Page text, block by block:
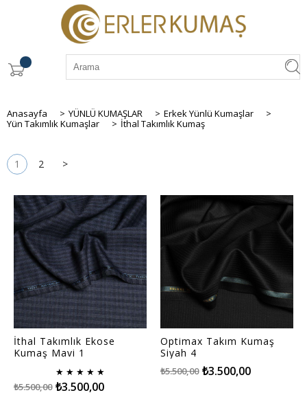
Anasayfa > YÜNLÜ KUMAŞLAR > Erkek Yünlü Kumaşlar
>
Yün Takımlık Kumaşlar
> İthal Takımlık Kumaş
1 2 >
İthal Takımlık Ekose
Kumaş Mavi 1
★ ★ ★ ★ ★
₺3.500,00
₺5.500,00
Optimax Takım Kumaş
Siyah 4
₺3.500,00
₺5.500,00